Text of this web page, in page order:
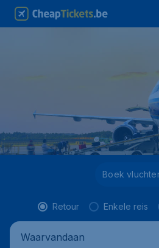
Boek
Retour Enkele reis
Waarvandaan